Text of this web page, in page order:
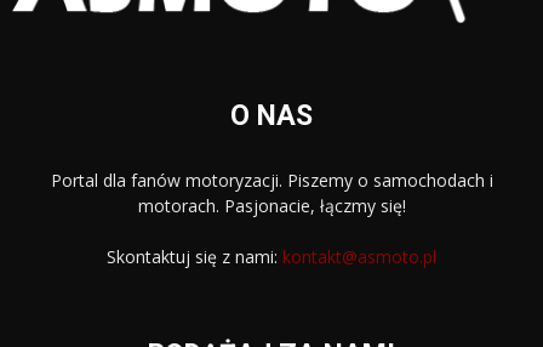
O NAS
Portal dla fanów motoryzacji. Piszemy o samochodach i
motorach. Pasjonacie, łączmy się!
Skontaktuj się z nami: kontakt@asmoto.pl